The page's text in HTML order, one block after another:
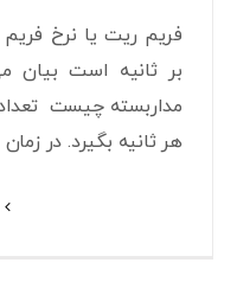
مداربسته چیست
هر ثانیه بگیرد. در